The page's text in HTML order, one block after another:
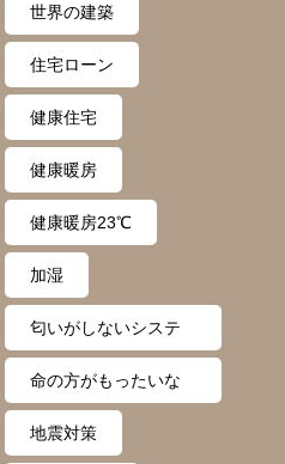
世界の建築
住宅ローン
健康住宅
健康暖房
健康暖房23℃
加湿
匂いがしないシステ
ム
命の方がもったいな
い
地震対策